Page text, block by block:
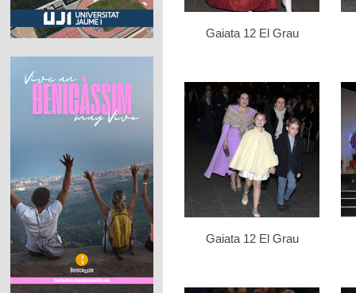
Gaiata 12 El Grau
Gaiata 12 El Grau